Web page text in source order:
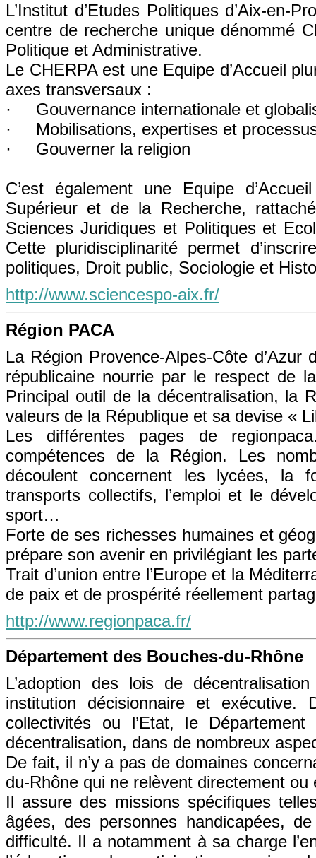
L’Institut d’Etudes Politiques d’Aix-en-
centre de recherche unique dénommé
Politique et Administrative.
Le CHERPA est une Equipe d’Accueil
axes transversaux :
· Gouvernance internationale et
· Mobilisations, expertises et
· Gouverner la religion
C’est également une Equipe
Supérieur et de la Recherche,
Sciences Juridiques et Politiques et
Cette pluridisciplinarité permet
politiques, Droit public, Sociologie et
http://www.sciencespo-aix.fr/
Région PACA
La Région Provence-Alpes-Côte
républicaine nourrie par le respect de
Principal outil de la décentralisation, la
valeurs de la République et sa devise «
Les différentes pages de
compétences de la Région. Les
découlent concernent les lycées, la
transports collectifs, l’emploi et le
sport…
Forte de ses richesses humaines et
prépare son avenir en privilégiant les
Trait d’union entre l’Europe et la
de paix et de prospérité réellement
http://www.regionpaca.fr/
Département des Bouches-du-Rhône
L’adoption des lois de
institution décisionnaire et
collectivités ou l’Etat, le
décentralisation, dans de nombreux
De fait, il n’y a pas de domaines
du-Rhône qui ne relèvent directement
Il assure des missions spécifiques
âgées, des personnes handicapées,
difficulté. Il a notamment à sa charge